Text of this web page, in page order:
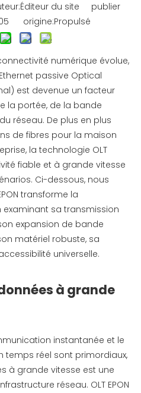
du site publier
05 origine:Propulsé
numérique évolue,
passive Optical
est devenue un facteur
la portée, de la bande
réseau. De plus en plus
de fibres pour la maison
la technologie OLT
fiable et à grande vitesse
Ci-dessous, nous
transforme la
sa transmission
expansion de bande
matériel robuste, sa
universelle.
à grande
instantanée et le
temps réel sont primordiaux,
à grande vitesse est une
réseau. OLT EPON